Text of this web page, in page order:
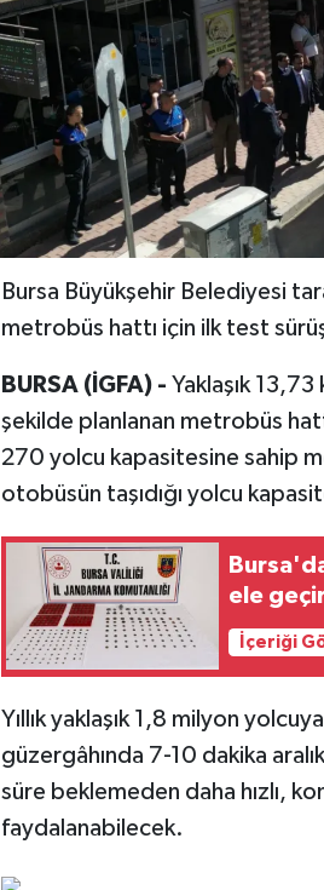
Bursa Büyükşehir Belediyesi
metrobüs hattı için ilk test
BURSA (İGFA) - Yaklaşık
şekilde planlanan metrobüs
270 yolcu kapasitesine sahip
otobüsün taşıdığı yolcu
ele
İçeriği
Yıllık yaklaşık 1,8 milyon
güzergâhında 7-10 dakika
süre beklemeden daha hızlı,
faydalanabilecek.